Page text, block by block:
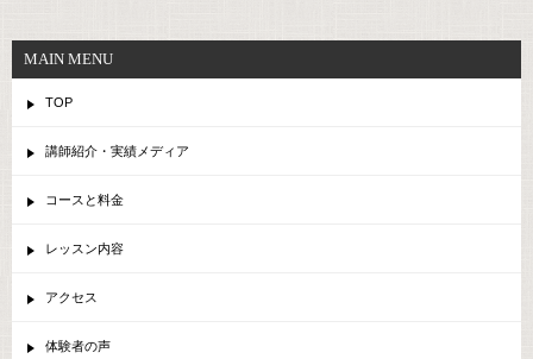
MAIN MENU
TOP
講師紹介・実績メディア
コースと料金
レッスン内容
アクセス
体験者の声